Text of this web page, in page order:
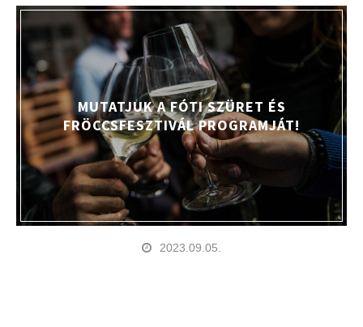
MUTATJUK A FÓTI SZÜRET ÉS
FRÖCCSFESZTIVÁL PROGRAMJÁT!
2023.09.05.